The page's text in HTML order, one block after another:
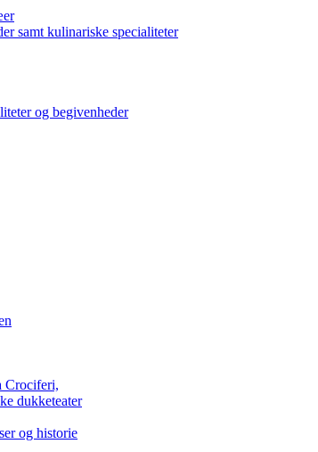
samt kulinariske specialiteter
og begivenheder
Crociferi,
dukketeater
og historie